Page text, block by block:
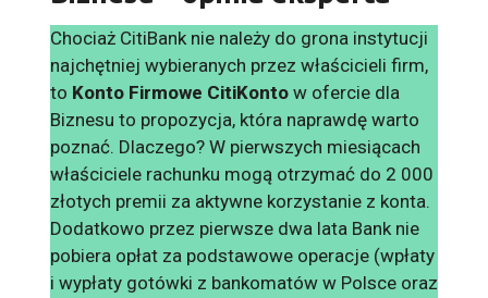
Chociaż CitiBank nie należy do grona instytucji
najchętniej wybieranych przez właścicieli firm,
to Konto Firmowe CitiKontow ofercie dla
Biznesu to propozycja, która naprawdę warto
poznać. Dlaczego? W pierwszych miesiącach
właściciele rachunku mogą otrzymać do 2 000
złotych premii za aktywne korzystanie z konta.
Dodatkowo przez pierwsze dwa lata Bank nie
pobiera opłat za podstawowe operacje (wpłaty
i wypłaty gotówki z bankomatów w Polsce oraz